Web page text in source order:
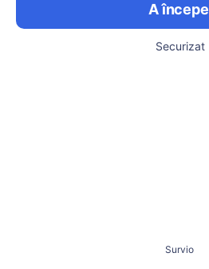
A începe
Securizat
Survio